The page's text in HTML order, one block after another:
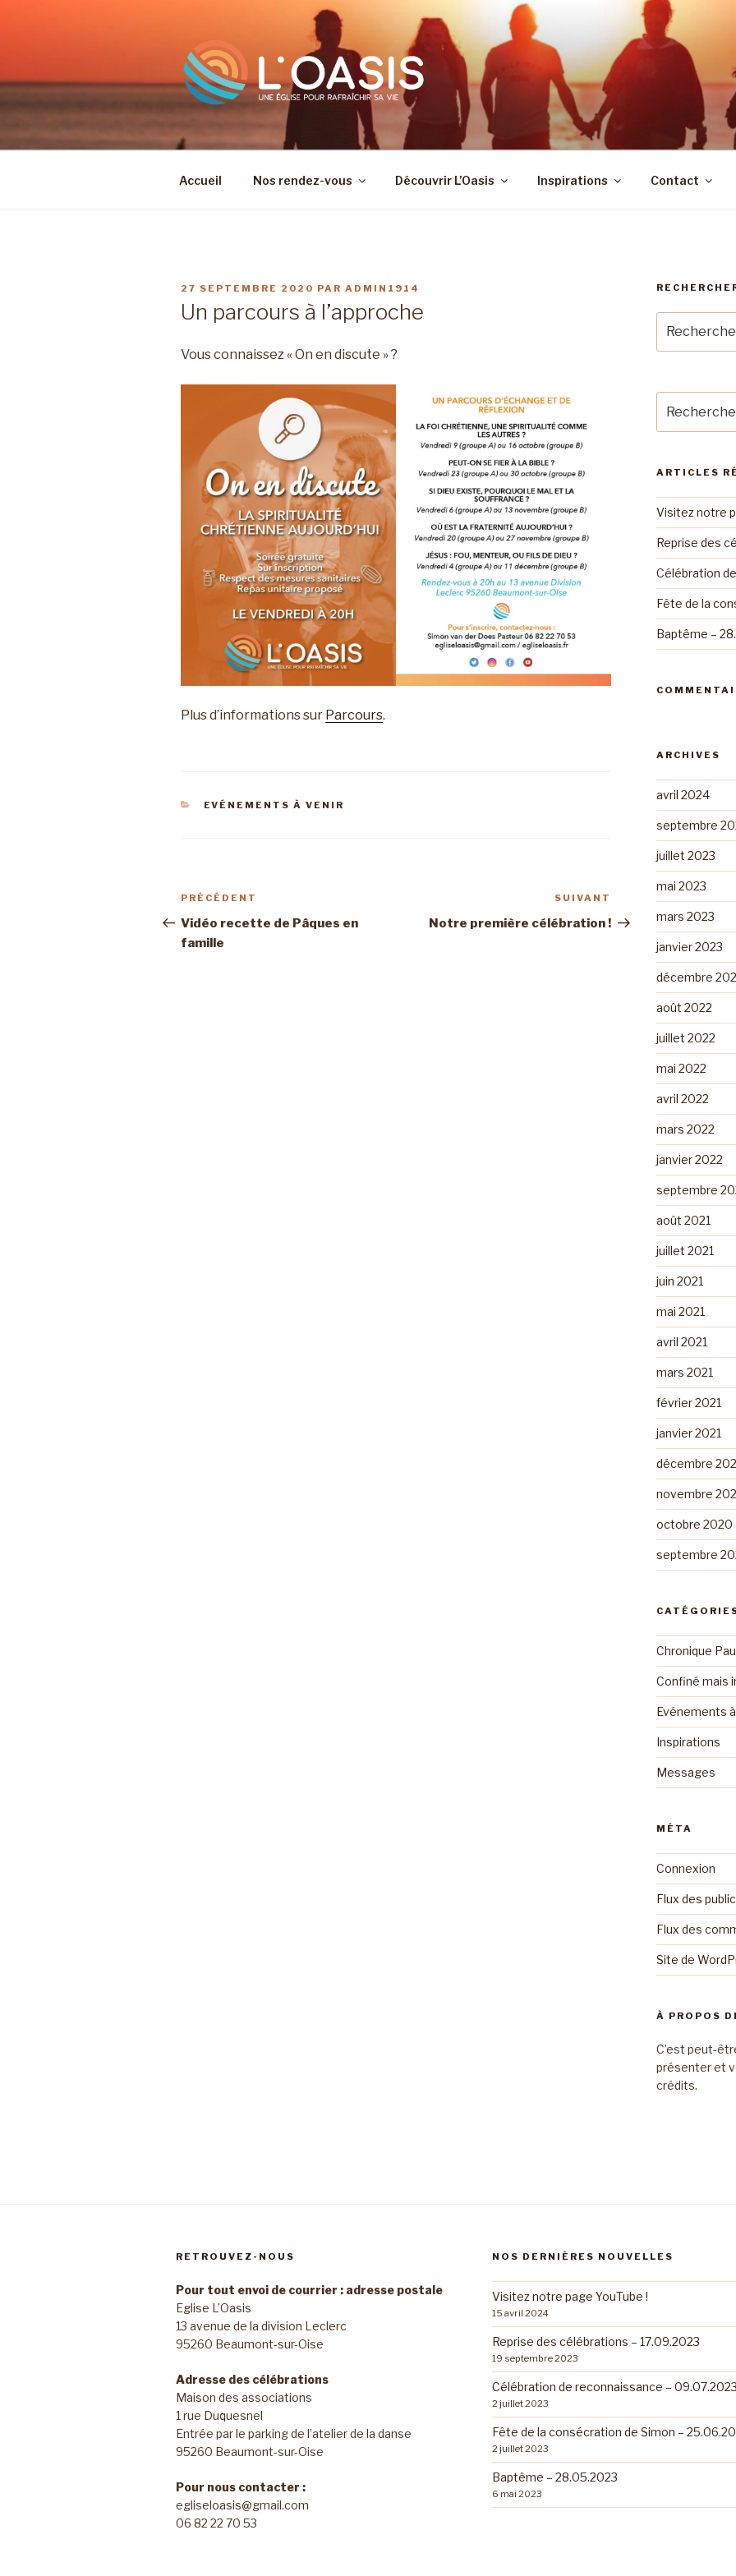
Accueil Nos rendez-vous Découvrir L’Oasis Inspirations Contact
PUBLIÉ
27 SEPTEMBRE 2020 PAR ADMIN1914
Un parcours à l’approche
Vous connaissez « On en discute » ?
Plus d’informations sur Parcours.
CATÉGORIES
EVÉNEMENTS À VENIR
Navigation
de
l’article
Article
précédent
PRÉCÉDENT
Vidéo recette de Pâques en
famille
Article
suivant
SUIVANT
Notre première célébration !
pour
:
pour
:
ARTICLES
Visitez notre
Reprise des
Célébration
Fête de la
Baptême –
ARCHIVES
avril 2024
septembre
juillet 2023
mai 2023
mars 2023
janvier 2023
décembre
août 2022
juillet 2022
mai 2022
avril 2022
mars 2022
janvier 2022
septembre
août 2021
juillet 2021
juin 2021
mai 2021
avril 2021
mars 2021
février 2021
janvier 2021
décembre
novembre
octobre 2020
septembre
Chronique
Confiné mais
Evénements
Inspirations
Messages
MÉTA
Connexion
Flux des
Flux des
Site de
À PROPOS
C’est peut-
présenter et
crédits.
RETROUVEZ-NOUS
Pour tout envoi de courrier : adresse postale
Eglise L’Oasis
13 avenue de la division Leclerc
95260 Beaumont-sur-Oise
Adresse des célébrations
Maison des associations
1 rue Duquesnel
Entrée par le parking de l’atelier de la danse
95260 Beaumont-sur-Oise
Pour nous contacter :
egliseloasis@gmail.com
06 82 22 70 53
NOS DERNIÈRES NOUVELLES
Visitez notre page YouTube !
15 avril 2024
Reprise des célébrations – 17.09.2023
19 septembre 2023
Célébration de reconnaissance – 09.07.2023
2 juillet 2023
Fête de la consécration de Simon –
2 juillet 2023
Baptême – 28.05.2023
6 mai 2023